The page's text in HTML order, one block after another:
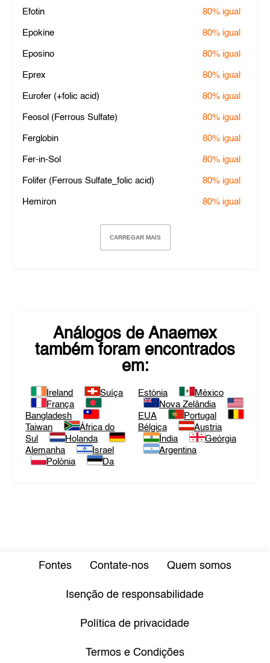
Efotin 80% igual
Epokine 80% igual
Eposino 80% igual
Eprex 80% igual
Eurofer (+folic acid) 80% igual
Feosol (Ferrous Sulfate) 80% igual
Ferglobin 80% igual
Fer-in-Sol 80% igual
Folifer (Ferrous Sulfate_folic acid) 80% igual
Hemiron 80% igual
CARREGAR MAIS
Análogos de Anaemex
também foram encontrados
em:
Ireland
Suíça
França
Bangladesh
Taiwan
África do
Sul
Holanda
Alemanha
Israel
Polónia
Da
Estónia
México
Nova Zelândia
EUA
Portugal
Bélgica
Austria
Índia
Geórgia
Argentina
Fontes Contate-nos Quem somos
Isenção de responsabilidade
Política de privacidade
Termos e Condições